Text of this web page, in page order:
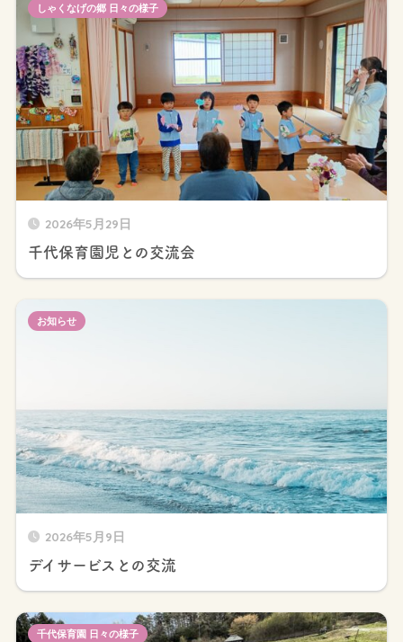
2026年5月29日
千代保育園児との交流会
しゃくなげの郷 日々の様子
2026年5月9日
デイサービスとの交流
お知らせ
千代保育園 日々の様子